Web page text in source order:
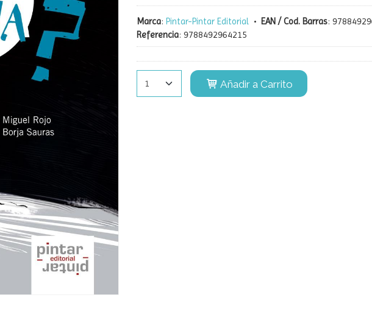
Marca: Pintar-Pintar Editorial• EAN / Cod. Barras:
Referencia: 9788492964215
Añadir a Carrito